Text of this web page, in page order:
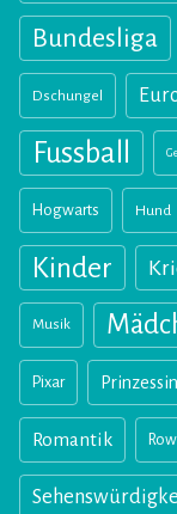
Bundesliga
Dschungel
Fussball
Hogwarts Hund
Kinder
Musik
Pixar Prinzessin
Romantik